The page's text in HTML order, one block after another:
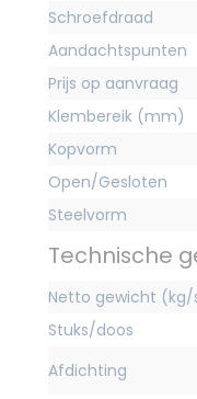
Schroefdraad
Aandachtspunten
Prijs op aanvraag
Klembereik (mm)
Kopvorm
Open/Gesloten
Steelvorm
Technische
Netto gewicht
Stuks/doos
Afdichting